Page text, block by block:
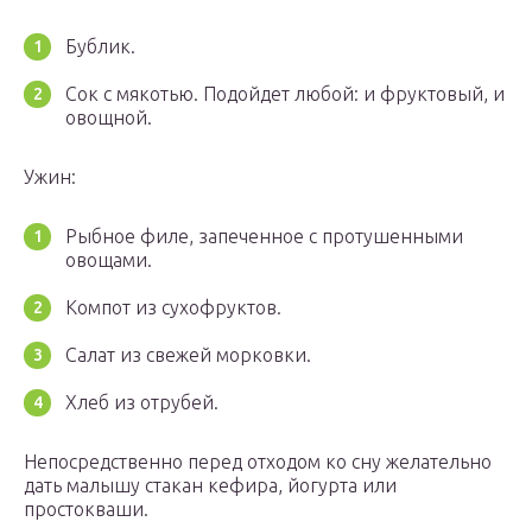
Бублик.
Сок с мякотью. Подойдет любой: и фруктовый, и
овощной.
Ужин:
Рыбное филе, запеченное с протушенными
овощами.
Компот из сухофруктов.
Салат из свежей морковки.
Хлеб из отрубей.
Непосредственно перед отходом ко сну желательно
дать малышу стакан кефира, йогурта или
простокваши.